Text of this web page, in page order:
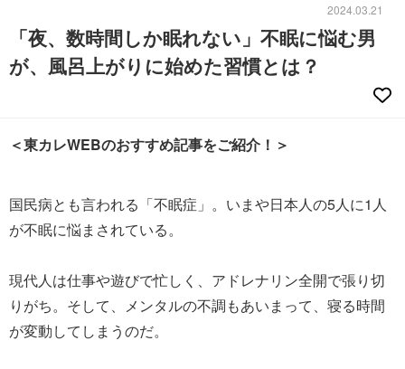
2024.03.21
「夜、数時間しか眠れない」不眠に悩む男
が、風呂上がりに始めた習慣とは？
＜東カレWEBのおすすめ記事をご紹介！＞
国民病とも言われる「不眠症」。いまや日本人の5人に1人
が不眠に悩まされている。
現代人は仕事や遊びで忙しく、アドレナリン全開で張り切
りがち。そして、メンタルの不調もあいまって、寝る時間
が変動してしまうのだ。